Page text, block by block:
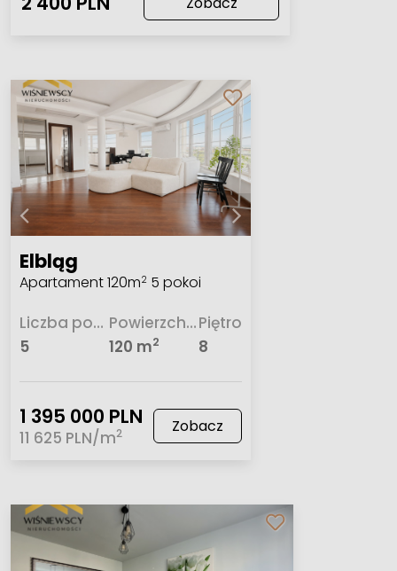
Elbląg
Apartament 120m2 5 pokoi
Liczba pokoi
5
Powierzchnia
120 m2
Piętro
8
1 395 000 PLN
11 625 PLN/m2 Zobacz